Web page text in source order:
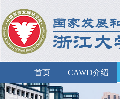
首页 CAWD介绍